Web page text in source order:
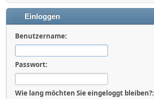
Einloggen
Benutzername:
Passwort:
Wie lang möchten Sie eingeloggt bleiben?: